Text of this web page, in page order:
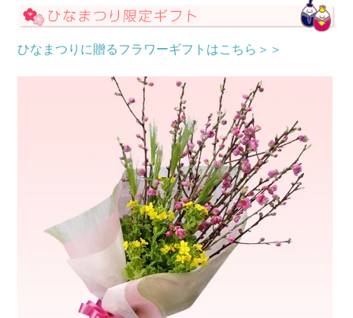
ひなまつりに贈るフラワーギフトはこちら＞＞